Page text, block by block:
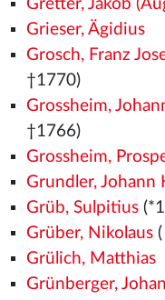
Gretter, Jakob
Grieser, Ägidius
Grosch, Franz
†1770)
Grossheim,
†1766)
Grossheim,
Grundler, Johann
Grüb, Sulpitius
Grüber, Nikolaus(
Grülich, Matthias
Grünberger,